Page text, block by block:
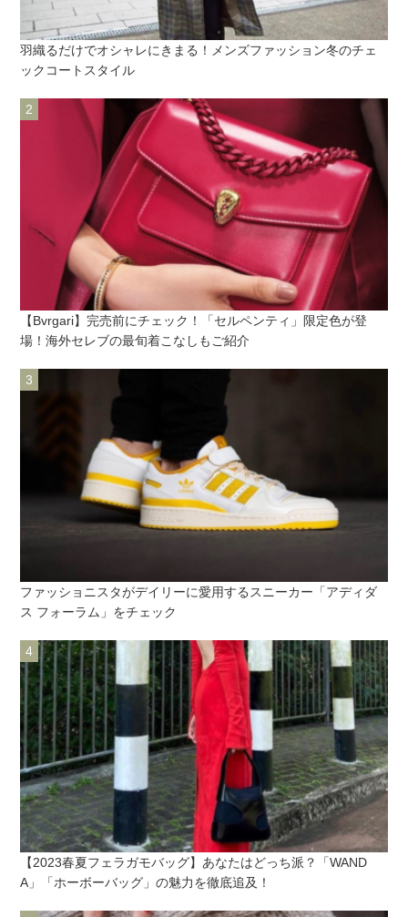
羽織るだけでオシャレにきまる！メンズファッション冬のチェ
ックコートスタイル
【Bvrgari】完売前にチェック！「セルペンティ」限定色が登
場！海外セレブの最旬着こなしもご紹介
ファッショニスタがデイリーに愛用するスニーカー「アディダ
ス フォーラム」をチェック
【2023春夏フェラガモバッグ】あなたはどっち派？「WAND
A」「ホーボーバッグ」の魅力を徹底追及！